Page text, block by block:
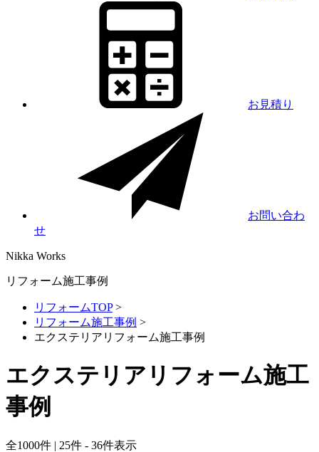
お見積り
お問い合わ
せ
Nikka Works
リフォーム施工事例
リフォームTOP>
リフォーム施工事例 >
エクステリアリフォーム施工事例
エクステリアリフォーム施工
事例
全1000件 | 25件 - 36件表示